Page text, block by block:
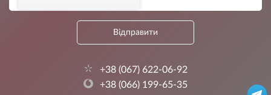
Відправити
+38 (067) 622-06-92
+38 (066) 199-65-35